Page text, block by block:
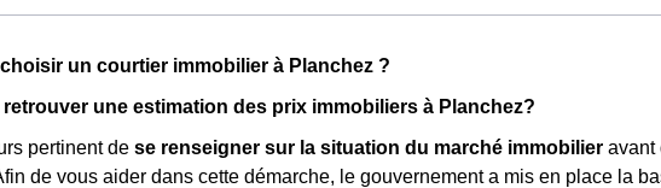
un courtier immobilier à Planchez ?
une estimation des prix immobiliers à Planchez?
pertinent de se renseigner sur la situation du marché immobilier avant
de vous aider dans cette démarche, le gouvernement a mis en place la